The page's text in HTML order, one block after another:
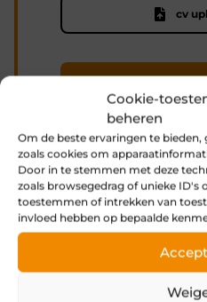
Cookie-
beheren
Om de beste ervaringen te
zoals cookies om
Door in te stemmen met deze
zoals browsegedrag of unieke ID's
toestemmen of intrekken van
invloed hebben op bepaalde
cv